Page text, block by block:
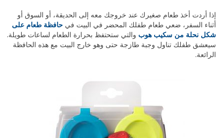
إذا أردت أخذ طعام صغيرك عند خروجك معه إلى الحديقة، أو السوق أو
أثناء السفر، ضعي طعام طفلك المحضر في البيت في حافظة طعام على
شكل نحلة من سكيب هوب والتي ستحتفظ بحرارة الطعام لساعات طويلة.
سيعشق طفلك تناول وجبة طازجة حتى وهو خارج البيت مع هذه الحافظة
الرائعة.